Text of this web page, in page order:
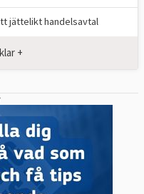
jättelikt handelsavtal
+